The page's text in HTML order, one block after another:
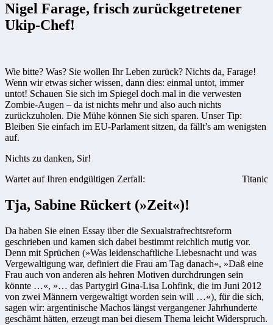
Nigel Farage, frisch zurückgetretener
Ukip-Chef!
Wie bitte? Was? Sie wollen Ihr Leben zurück? Nichts da, Farage!
Wenn wir etwas sicher wissen, dann dies: einmal untot, immer
untot! Schauen Sie sich im Spiegel doch mal in die verwesten
Zombie-Augen – da ist nichts mehr und also auch nichts
zurückzuholen. Die Mühe können Sie sich sparen. Unser Tip:
Bleiben Sie einfach im EU-Parlament sitzen, da fällt’s am wenigsten
auf.
Nichts zu danken, Sir!
Wartet auf Ihren endgültigen Zerfall:
Titanic
Tja, Sabine Rückert (»Zeit«)!
Da haben Sie einen Essay über die Sexualstrafrechtsreform
geschrieben und kamen sich dabei bestimmt reichlich mutig vor.
Denn mit Sprüchen (»Was leidenschaftliche Liebesnacht und was
Vergewaltigung war, definiert die Frau am Tag danach«, »Daß eine
Frau auch von anderen als hehren Motiven durchdrungen sein
könnte …«, »… das Partygirl Gina-Lisa Lohfink, die im Juni 2012
von zwei Männern vergewaltigt worden sein will …«), für die sich,
sagen wir: argentinische Machos längst vergangener Jahrhunderte
geschämt hätten, erzeugt man bei diesem Thema leicht Widerspruch.